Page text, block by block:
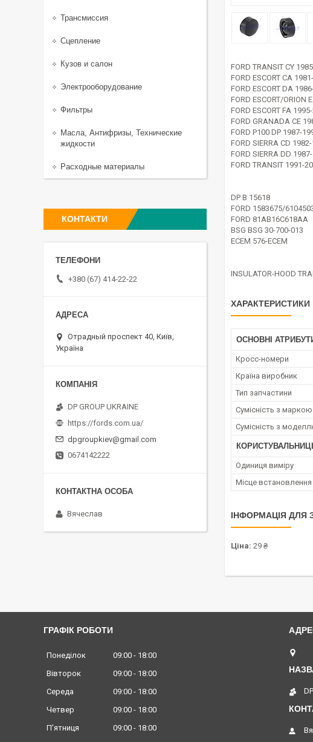
FORD TRANSIT CY
FORD ESCORT CA
FORD ESCORT DA
FORD ESCORT/ORION
FORD ESCORT FA
FORD GRANADA CE
FORD P100 DP 1987-
FORD SIERRA CD
FORD SIERRA DD
FORD TRANSIT 1991-
DP B 15618
FORD 1583675/
FORD 81AB16C618AA
BSG BSG 30-700-013
ECEM 576-ECEM
INSULATOR-HOOD
ХАРАКТЕРИСТИКИ
ОСНОВНІ
Кросс-номери
Країна виробник
Тип запчастини
Сумісність з маркою
Сумісність з
Одиниця виміру
Місце встановлення
ІНФОРМАЦІЯ ДЛЯ
Ціна: 29 ₴
Трансмиссия
Сцепление
Кузов и салон
Электрооборудование
Фильтры
Масла, Антифризы, Технические
жидкости
Расходные материалы
КОНТАКТИ
+380 (67) 414-22-22
Отрадный проспект 40, Київ,
Україна
DP GROUP UKRAINE
https://fords.com.ua/
dpgroupkiev@gmail.com
0674142222
Вячеслав
ГРАФІК РОБОТИ
Понеділок 09:00
18:00
Вівторок
09:00
18:00
Середа
09:00
18:00
Четвер
09:00
18:00
Пʼятниця
09:00
18:00